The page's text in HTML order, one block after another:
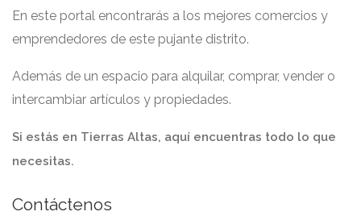
En este portal encontrarás a los mejores comercios y
emprendedores de este pujante distrito.
Además de un espacio para alquilar, comprar, vender o
intercambiar artículos y propiedades.
Si estás en Tierras Altas, aquí encuentras todo lo que
necesitas.
Contáctenos